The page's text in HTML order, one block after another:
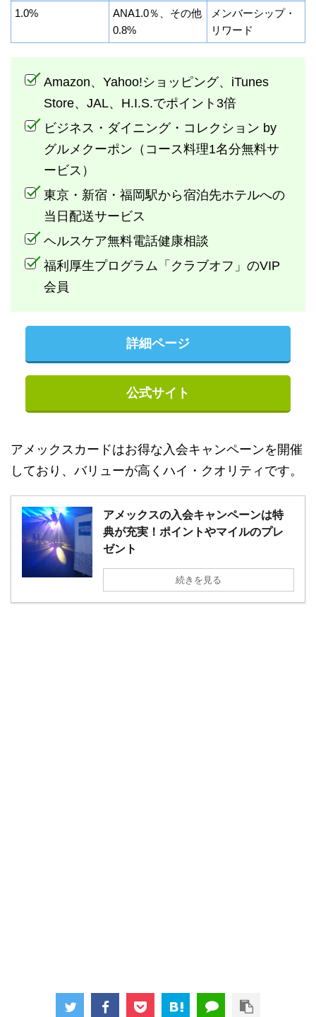
1.0%
ANA1.0％、その他
0.8%
メンバーシップ・
リワード
Amazon、Yahoo!ショッピング、iTunes
Store、JAL、H.I.S.でポイント3倍
ビジネス・ダイニング・コレクション by
グルメクーポン（コース料理1名分無料サ
ービス）
東京・新宿・福岡駅から宿泊先ホテルへの
当日配送サービス
ヘルスケア無料電話健康相談
福利厚生プログラム「クラブオフ」のVIP
会員
詳細ページ
公式サイト
アメックスカードはお得な入会キャンペーンを開催
しており、バリューが高くハイ・クオリティです。
アメックスの入会キャンペーンは特
典が充実！ポイントやマイルのプレ
ゼント
続きを見る